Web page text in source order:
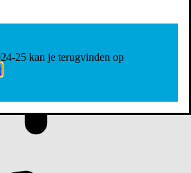
25 kan je terugvinden op